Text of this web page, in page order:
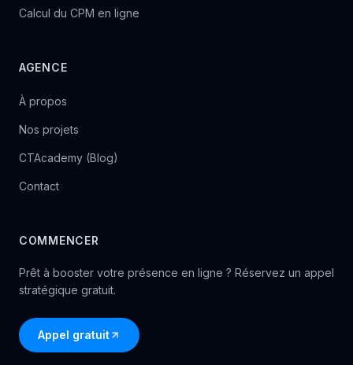
Calcul du CPM en ligne
AGENCE
À propos
Nos projets
CTAcademy (Blog)
Contact
COMMENCER
Prêt à booster votre présence en ligne ? Réservez un appel
stratégique gratuit.
Appel gratuit